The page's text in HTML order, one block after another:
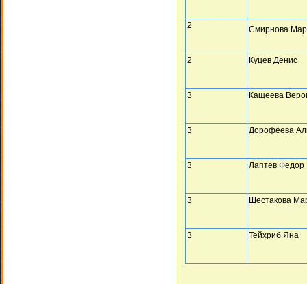
2 Смирнова
2 Куцев Денис
3 Кащеева
3 Дорофеева
3 Лаптев Федор
3 Шестакова
3 Тейхриб Яна